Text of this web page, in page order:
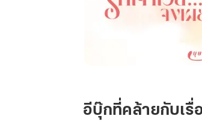
เอย...
จง
อีบุ๊กที่คล้ายกับเรื่